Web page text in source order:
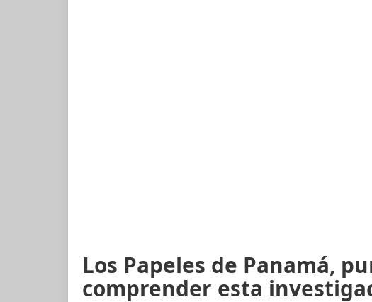
Los Papeles de Panamá,
comprender esta